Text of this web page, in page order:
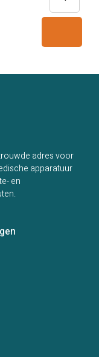
aantal
adres voor
apparatuur
en